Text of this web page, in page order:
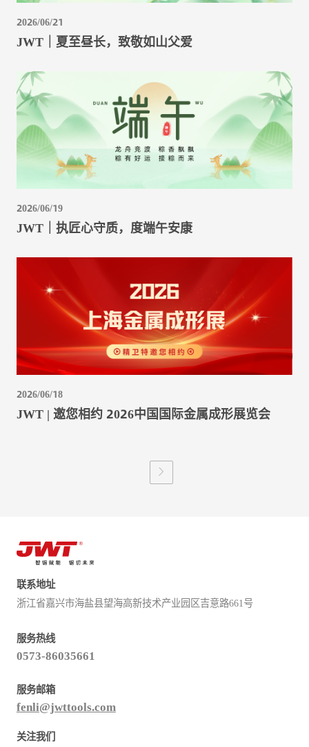
2026/06/21
JWT｜夏至昼长，致敬如山父爱
2026/06/19
JWT｜执匠心守质，度端午安康
2026/06/18
JWT | 邀您相约 2026中国国际金属成形展览会
联系地址
浙江省嘉兴市海盐县望海高新技术产业园区吉意路661号
服务热线
0573-86035661
服务邮箱
fenli@jwttools.com
关注我们